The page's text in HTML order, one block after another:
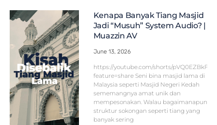
Kenapa Banyak Tiang Masjid
Jadi “Musuh” System Audio? |
Muazzin AV
June 13, 2026
https://youtube.com/shorts/
feature=share Seni bina masjid lama di
Malaysia seperti Masjid Negeri Kedah
sememangnya amat unik dan
mempesonakan. Walau bagaimanapun,
struktur sokongan seperti tiang yang
banyak sering